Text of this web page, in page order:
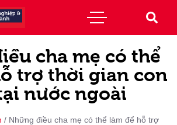
cha mẹ có thể
trợ thời gian con
nước ngoài
/ Những điều cha mẹ có thể làm để hỗ trợ